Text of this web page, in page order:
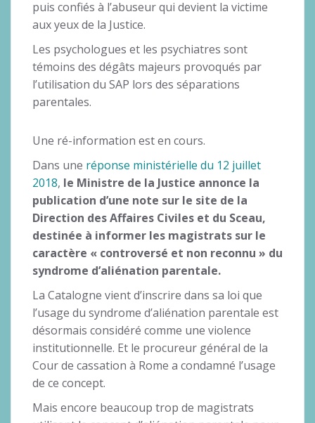
puis confiés à l’abuseur qui devient la victime
aux yeux de la Justice.
Les psychologues et les psychiatres sont
témoins des dégâts majeurs provoqués par
l’utilisation du SAP lors des séparations
parentales.
Une ré-information est en cours.
Dans une réponse ministérielle du 12 juillet
2018, le Ministre de la Justice annonce la
publication d’une note sur le site de la
Direction des Affaires Civiles et du Sceau,
destinée à informer les magistrats sur le
caractère « controversé et non reconnu » du
syndrome d’aliénation parentale.
La Catalogne vient d’inscrire dans sa loi que
l’usage du syndrome d’aliénation parentale est
désormais considéré comme une violence
institutionnelle. Et le procureur général de la
Cour de cassation à Rome a condamné l’usage
de ce concept.
Mais encore beaucoup trop de magistrats